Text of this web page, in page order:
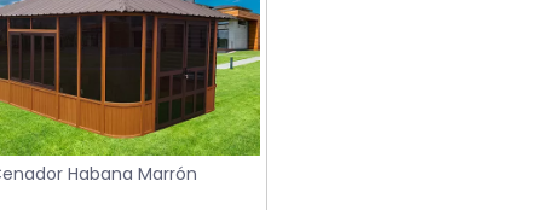
Habana Marrón